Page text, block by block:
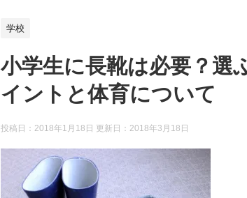
学校
小学生に長靴は必要？選
イントと体育について
投稿日：2018年1月18日 更新日： 2018年3月18日